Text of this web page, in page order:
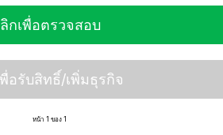
กเพื่อตรวจสอบ
อรับสิทธิ์/เพิ่มธุรกิจ
หน้า 1 ของ 1